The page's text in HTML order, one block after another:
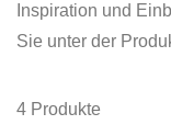
Inspiration und
Sie unter der
4 Produkte